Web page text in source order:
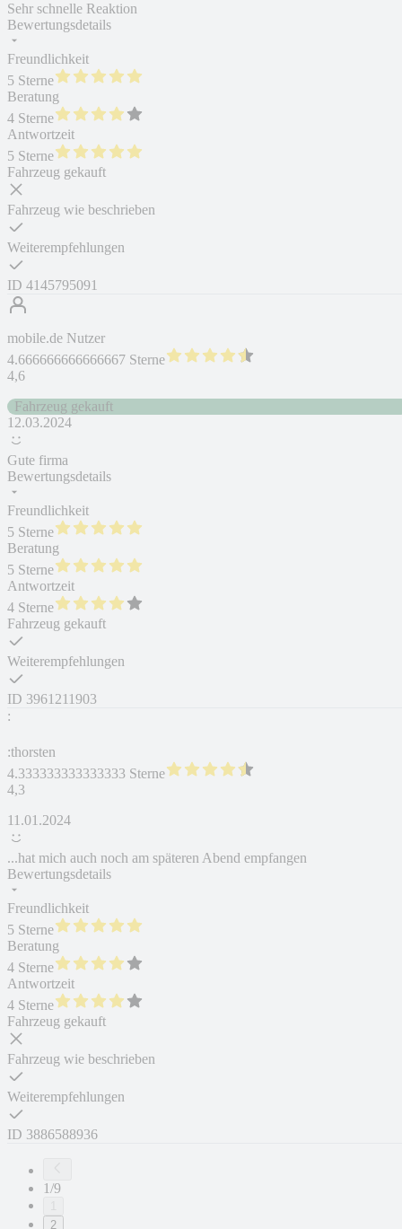
Sehr schnelle Reaktion
Bewertungsdetails
Freundlichkeit
5 Sterne
Beratung
4 Sterne
Antwortzeit
5 Sterne
Fahrzeug gekauft
Fahrzeug wie beschrieben
Weiterempfehlungen
ID 4145795091
mobile.de Nutzer
4.666666666666667 Sterne
4,6
Fahrzeug gekauft
12.03.2024
Gute firma
Bewertungsdetails
Freundlichkeit
5 Sterne
Beratung
5 Sterne
Antwortzeit
4 Sterne
Fahrzeug gekauft
Weiterempfehlungen
ID 3961211903
:
:thorsten
4.333333333333333 Sterne
4,3
11.01.2024
...hat mich auch noch am späteren Abend empfangen
Bewertungsdetails
Freundlichkeit
5 Sterne
Beratung
4 Sterne
Antwortzeit
4 Sterne
Fahrzeug gekauft
Fahrzeug wie beschrieben
Weiterempfehlungen
ID 3886588936
1/9
2